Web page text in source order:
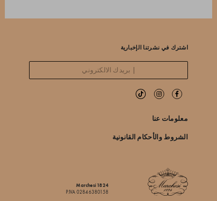
اشترك في نشرتنا الإخبارية
معلومات عنا
الشروط والأحكام القانونية
Marchesi 1824
P.IVA 02846380158